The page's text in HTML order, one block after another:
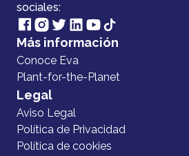
sociales:
Más información
Conoce Eva
Plant-for-the-Planet
Legal
Aviso Legal
Política de Privacidad
Política de cookies